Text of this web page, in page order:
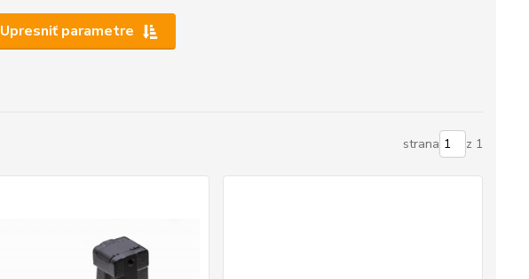
Upresniť parametre
strana z 1